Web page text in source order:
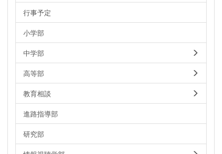
行事予定
小学部
中学部
高等部
教育相談
進路指導部
研究部